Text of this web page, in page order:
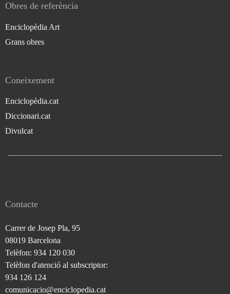
Obres de referència
Enciclopèdia Art
Grans obres
Coneixement
Enciclopèdia.cat
Diccionari.cat
Divulcat
Contacte
Carrer de Josep Pla, 95
08019 Barcelona
Telèfon: 934 120 030
Telèfon d'atenció al subscriptor:
934 126 124
comunicacio@enciclopedia.cat